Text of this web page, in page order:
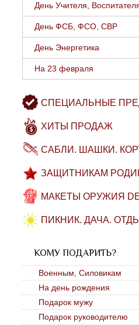
День Учителя,
День ФСБ, ФСО, СВР
День Энергетика
На 23 февраля
СПЕЦИАЛЬНЫЕ
ХИТЫ ПРОДАЖ
САБЛИ. ШАШКИ.
ЗАЩИТНИКАМ
МАКЕТЫ ОРУЖИЯ
ПИКНИК. ДАЧА.
КОМУ ПОДАРИТЬ?
Военным, Силовикам
На день рождения
Подарок мужу
Подарок руководителю